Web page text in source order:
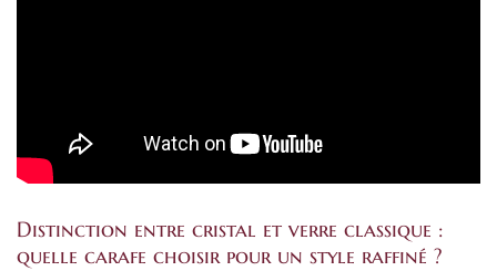
Distinction entre cristal et verre classique :
quelle carafe choisir pour un style raffiné ?